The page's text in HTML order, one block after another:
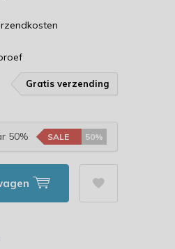
Gratis verzending
50% SALE 50%